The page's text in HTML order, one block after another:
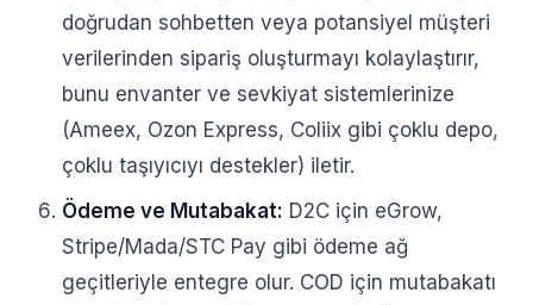
doğrudan sohbetten veya potansiyel müşteri
verilerinden sipariş oluşturmayı kolaylaştırır,
bunu envanter ve sevkiyat sistemlerinize
(Ameex, Ozon Express, Coliix gibi çoklu depo,
çoklu taşıyıcıyı destekler) iletir.
Ödeme ve Mutabakat: D2C için eGrow,
Stripe/Mada/STC Pay gibi ödeme ağ
geçitleriyle entegre olur. COD için mutabakatı